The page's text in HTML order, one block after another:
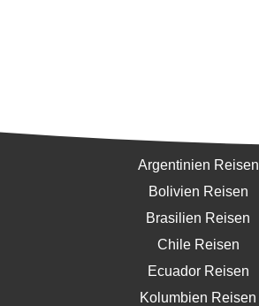
Argentinien Reisen
Bolivien Reisen
Brasilien Reisen
Chile Reisen
Ecuador Reisen
Kolumbien Reisen